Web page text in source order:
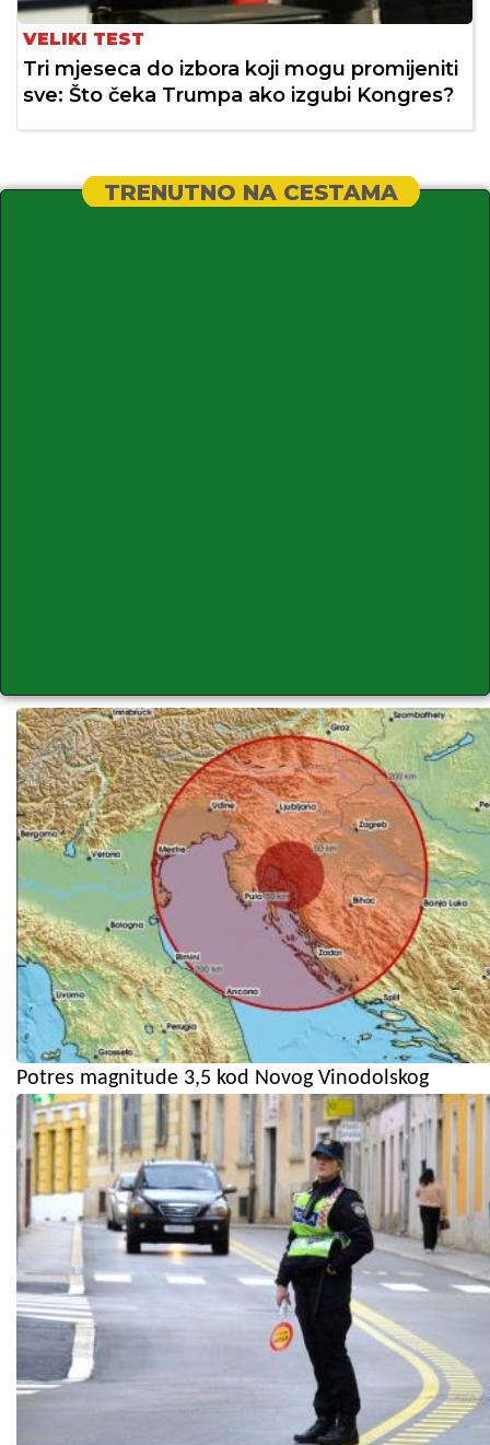
VELIKI TEST
Tri mjeseca do izbora koji mogu promijeniti
sve: Što čeka Trumpa ako izgubi Kongres?
TRENUTNO NA CESTAMA
Potres magnitude 3,5 kod Novog Vinodolskog